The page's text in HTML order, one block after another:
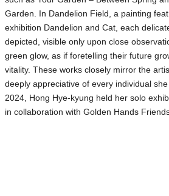
Garden. In Dandelion Field, a painting
exhibition Dandelion and Cat, each
depicted, visible only upon close
green glow, as if foretelling their future
vitality. These works closely mirror the
deeply appreciative of every individual
2024, Hong Hye-kyung held her solo
in collaboration with Golden Hands